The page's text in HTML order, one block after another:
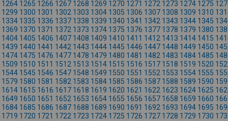
1264 1265 1266 1267 1268 1269 1270 1271 1272 1273 1274 1275
1299 1300 1301 1302 1303 1304 1305 1306 1307 1308 1309 1310
1334 1335 1336 1337 1338 1339 1340 1341 1342 1343 1344 1345
1369 1370 1371 1372 1373 1374 1375 1376 1377 1378 1379 1380
1404 1405 1406 1407 1408 1409 1410 1411 1412 1413 1414 1415
1439 1440 1441 1442 1443 1444 1445 1446 1447 1448 1449 1450
1474 1475 1476 1477 1478 1479 1480 1481 1482 1483 1484 1485
1509 1510 1511 1512 1513 1514 1515 1516 1517 1518 1519 1520
1544 1545 1546 1547 1548 1549 1550 1551 1552 1553 1554 1555
1579 1580 1581 1582 1583 1584 1585 1586 1587 1588 1589 1590
1614 1615 1616 1617 1618 1619 1620 1621 1622 1623 1624 1625
1649 1650 1651 1652 1653 1654 1655 1656 1657 1658 1659 1660
1684 1685 1686 1687 1688 1689 1690 1691 1692 1693 1694 1695
1719 1720 1721 1722 1723 1724 1725 1726 1727 1728 1729 1730